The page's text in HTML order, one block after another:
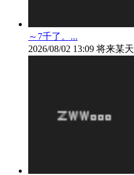
～7千了。...
2026/08/02 13:09 将来某天